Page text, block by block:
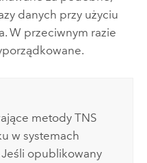
danych przy użyciu
W przeciwnym razie
metody TNS
w systemach
Jeśli opublikowany